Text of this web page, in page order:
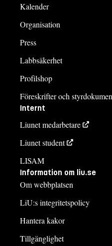
Kalender
Organisation
Press
Labbsäkerhet
Profilshop
Föreskrifter och
Internt
Liunet medarbetare
Liunet student
LISAM
Information om liu.se
Om webbplatsen
LiU:s integritetspolicy
Hantera kakor
Tillgänglighet